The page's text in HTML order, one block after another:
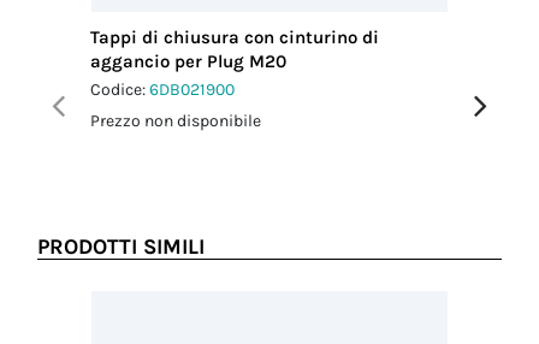
Tappi di chiusura con cinturino di
aggancio per Plug M20
Codice:6DB021900
Prezzo non disponibile
Prezzo
PRODOTTI SIMILI